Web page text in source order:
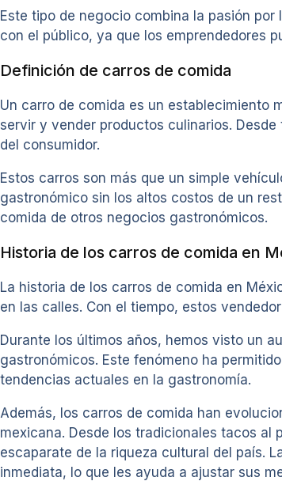
Este tipo de negocio combina la pasión
con el público, ya que los emprendedores
Definición de carros de comida
Un carro de comida es un establecimiento
servir y vender productos culinarios.
del consumidor.
Estos carros son más que un simple
gastronómico sin los altos costos de un
comida de otros negocios gastronómicos.
Historia de los carros de comida en
La historia de los carros de comida en
en las calles. Con el tiempo, estos
Durante los últimos años, hemos visto un
gastronómicos. Este fenómeno ha
tendencias actuales en la gastronomía.
Además, los carros de comida han
mexicana. Desde los tradicionales tacos
escaparate de la riqueza cultural del país.
inmediata, lo que les ayuda a ajustar sus